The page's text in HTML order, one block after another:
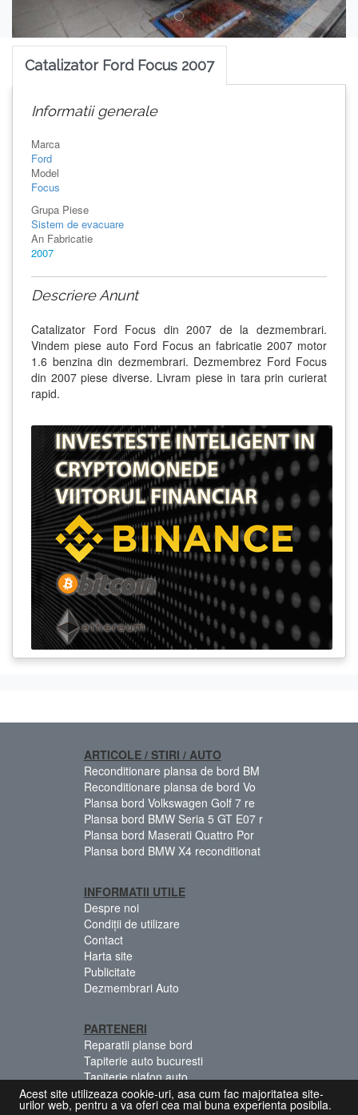
Catalizator Ford Focus 2007
Informatii generale
Marca
Ford
Model
Focus
Grupa Piese
Sistem de evacuare
An Fabricatie
2007
Descriere Anunt
Catalizator Ford Focus din 2007 de la dezmembrari.
Vindem piese auto Ford Focus an fabricatie 2007 motor
1.6 benzina din dezmembrari. Dezmembrez Ford Focus
din 2007 piese diverse. Livram piese in tara prin curierat
rapid.
ARTICOLE / STIRI / AUTO
Reconditionare plansa de bord BM
Reconditionare plansa de bord Vo
Plansa bord Volkswagen Golf 7 re
Plansa bord BMW Seria 5 GT E07 r
Plansa bord Maserati Quattro Por
Plansa bord BMW X4 reconditionat
INFORMATII UTILE
Despre noi
Condiții de utilizare
Contact
Harta site
Publicitate
Dezmembrari Auto
PARTENERI
Reparatii planse bord
Tapiterie auto bucuresti
Tapiterie plafon auto
Centuri siguranta colorate
Acest site utilizeaza cookie-uri, asa cum fac majoritatea site-
urilor web, pentru a va oferi cea mai buna experienta posibila.